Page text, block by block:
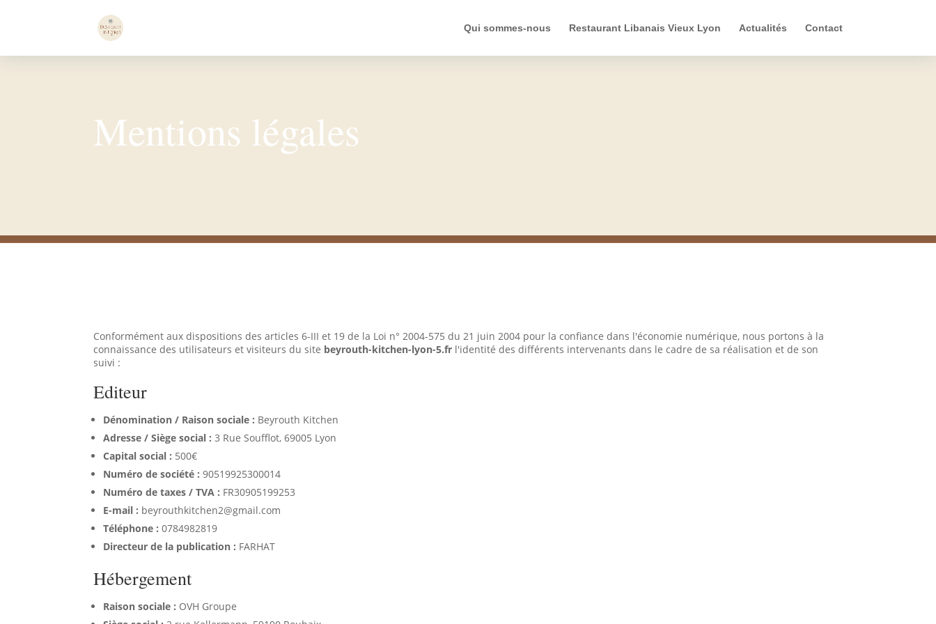
Qui sommes-nous Restaurant Libanais Vieux Lyon Actualités Contact
Mentions légales
Conformément aux dispositions des articles 6-III et 19 de la Loi n° 2004-575 du 21 juin 2004 pour la confiance dans l'économie numérique, nous portons à la
connaissance des utilisateurs et visiteurs du site beyrouth-kitchen-lyon-5.fr l'identité des différents intervenants dans le cadre de sa réalisation et de son
suivi :
Editeur
Dénomination / Raison sociale : Beyrouth Kitchen
Adresse / Siège social : 3 Rue Soufflot, 69005 Lyon
Capital social : 500€
Numéro de société : 90519925300014
Numéro de taxes / TVA : FR30905199253
E-mail : beyrouthkitchen2@gmail.com
Téléphone : 0784982819
Directeur de la publication : FARHAT
Hébergement
Raison sociale : OVH Groupe